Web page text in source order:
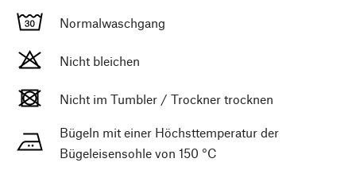
Normalwaschgang
Nicht bleichen
Nicht im Tumbler / Trockner trocknen
Bügeln mit einer Höchsttemperatur der
Bügeleisensohle von 150 °C